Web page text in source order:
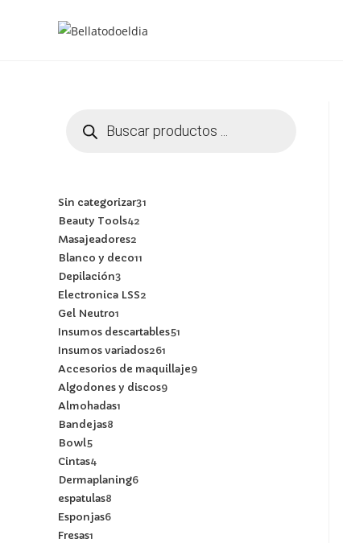
Sin categorizar31
Beauty Tools42
Masajeadores2
Blanco y deco11
Depilación3
Electronica LSS2
Gel Neutro1
Insumos descartables51
Insumos variados261
Accesorios de maquillaje9
Algodones y discos9
Almohadas1
Bandejas8
Bowl5
Cintas4
Dermaplaning6
espatulas8
Esponjas6
Fresas1